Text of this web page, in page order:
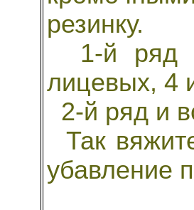
резинку.
1-й ряд
лицевых, 4
2-й ряд и
Так
убавление